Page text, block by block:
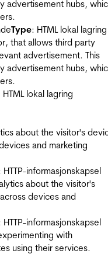
advertisement hubs,
Type: HTML lokal lagring
that allows third party
advertisement. This
advertisement hubs,
HTML lokal lagring
about the visitor's
and marketing
HTTP-informasjonskapsel
about the visitor's
devices and
HTTP-informasjonskapsel
with
using their services.